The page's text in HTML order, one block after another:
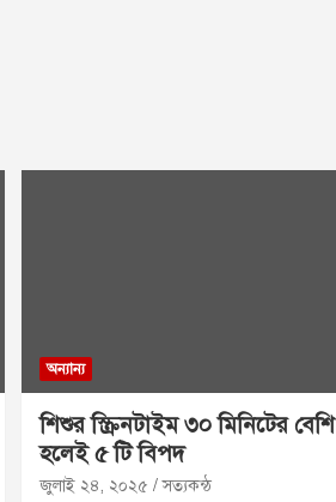
অন্যান্য
শিশুর স্ক্রিনটাইম ৩০ মিনিটের বেশি
হলেই ৫ টি বিপদ
জুলাই ২৪, ২০২৫ সত্যকন্ঠ